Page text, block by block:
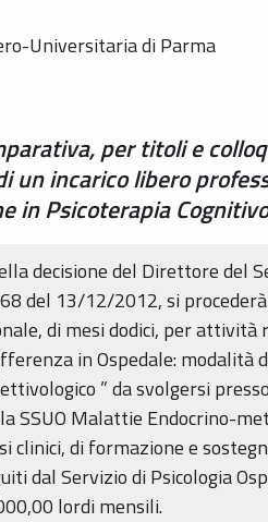
Universitaria di Parma
per titoli e
un incarico libero
in Psicoterapia
decisione del Direttore del
del 13/12/2012, si
di mesi dodici, per
in Ospedale:
” da svolgersi
SSUO Malattie Endocrino-
clinici, di formazione e
dal Servizio di Psicologia
lordi mensili.